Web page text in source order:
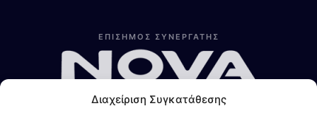
Διαχείριση Συγκατάθεσης
ΕΠΙΣΗΜΟΣ ΣΥΝΕΡΓΑΤΗΣ